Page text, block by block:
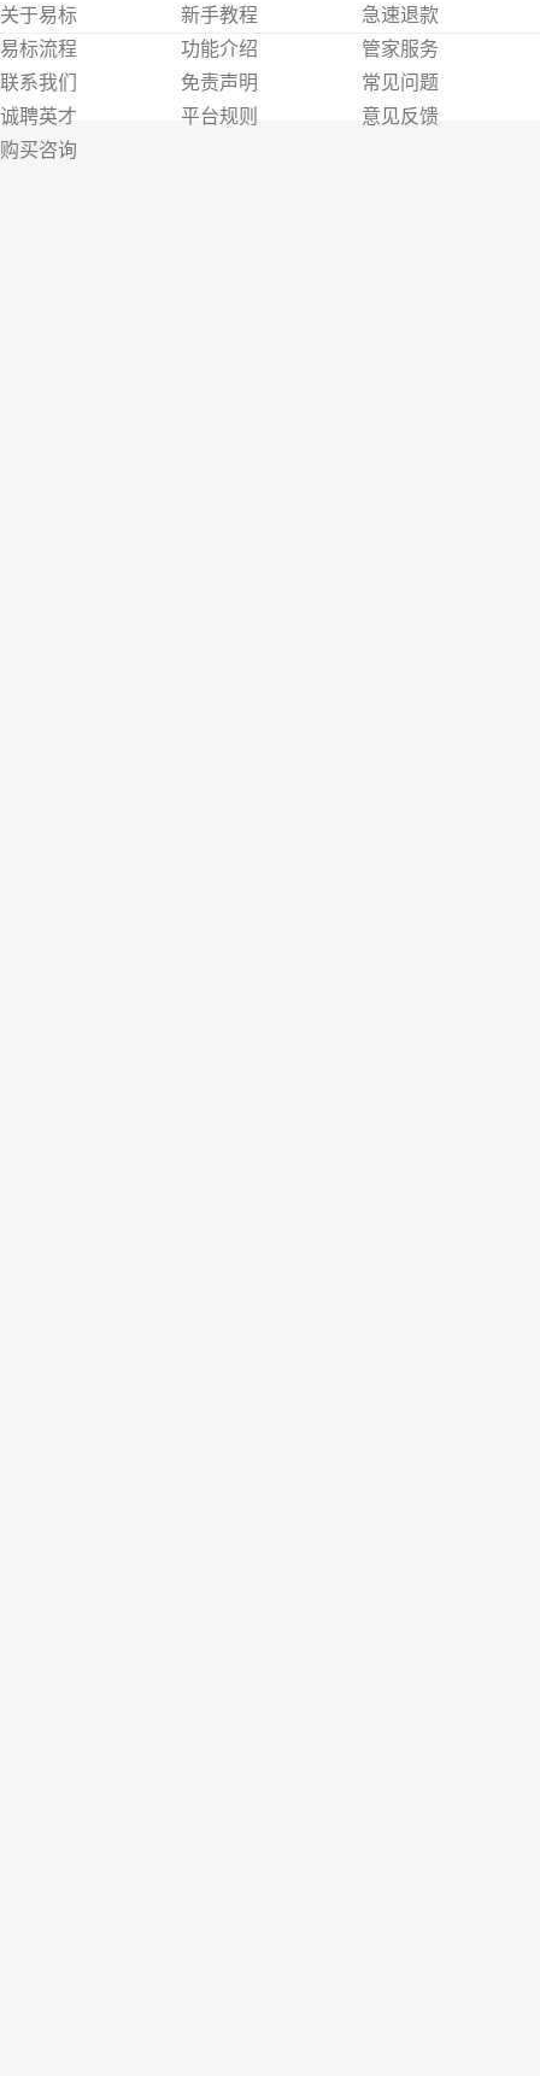
关于易标
易标流程
联系我们
诚聘英才
购买咨询
新手教程
功能介绍
免责声明
平台规则
急速退款
管家服务
常见问题
意见反馈